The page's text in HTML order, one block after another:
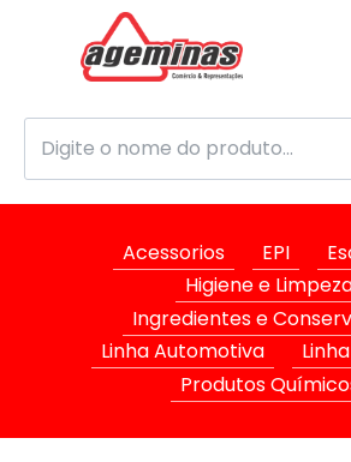
Acessorios EPI
Higiene e
Ingredientes e
Linha Automotiva
Produtos